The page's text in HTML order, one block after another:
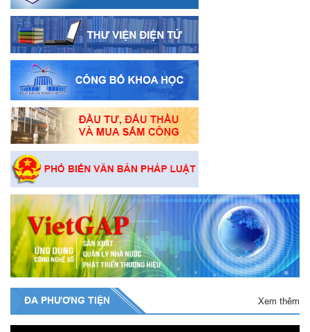
ĐA PHƯƠNG TIỆN Xem thêm